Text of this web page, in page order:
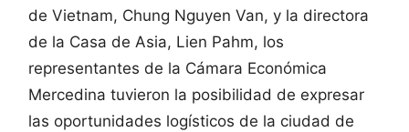
de Vietnam, Chung Nguyen Van, y la directora
de la Casa de Asia, Lien Pahm, los
representantes de la Cámara Económica
Mercedina tuvieron la posibilidad de expresar
las oportunidades logísticos de la ciudad de